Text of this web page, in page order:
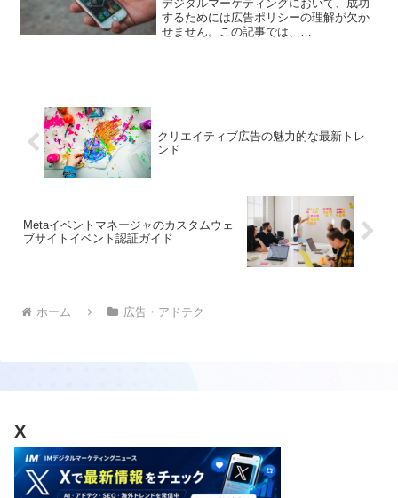
デジタルマーケティングにおいて、成功
するためには広告ポリシーの理解が欠か
せません。この記事では、
クリエイティブ広告の魅力的な最新トレ
ンド
Metaイベントマネージャのカスタムウェ
ブサイトイベント認証ガイド
ホーム 広告・アドテク
X